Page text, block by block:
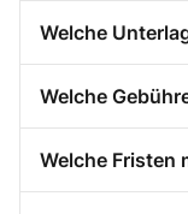
Welche
Welche
Welche Fristen